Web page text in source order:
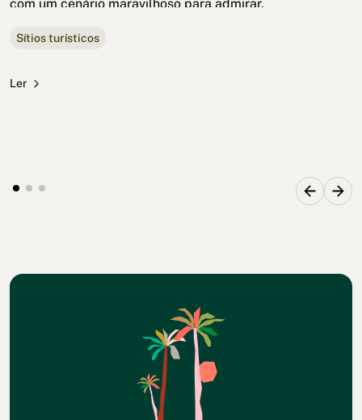
com um cenário maravilhoso para admirar.
Sítios turísticos
Ler